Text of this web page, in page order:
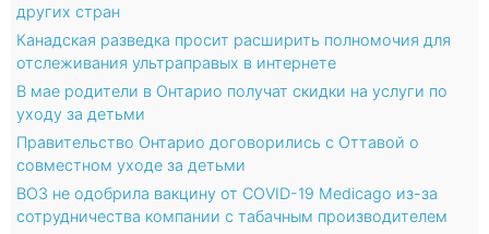
других стран
Канадская разведка просит расширить полномочия для
отслеживания ультраправых в интернете
В мае родители в Онтарио получат скидки на услуги по
уходу за детьми
Правительство Онтарио договорились с Оттавой о
совместном уходе за детьми
ВОЗ не одобрила вакцину от COVID-19 Medicago из-за
сотрудничества компании с табачным производителем